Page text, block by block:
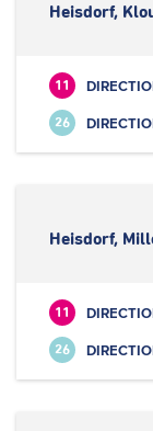
Heisdorf,
11
26
Heisdorf,
11
26